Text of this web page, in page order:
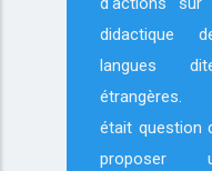
didactique
langues
étrangères.
était question
proposer